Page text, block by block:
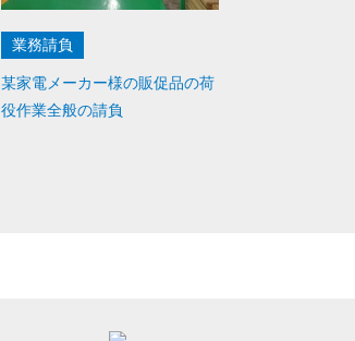
業務請負
某家電メーカー様の販促品の荷
役作業全般の請負